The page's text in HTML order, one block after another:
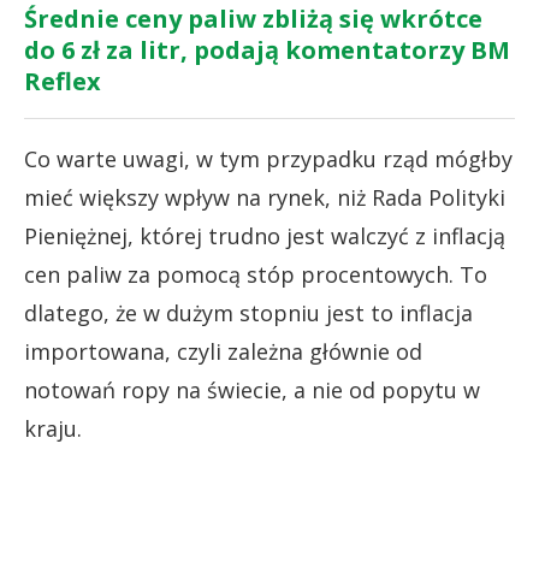
Średnie ceny paliw zbliżą się wkrótce
do 6 zł za litr, podają komentatorzy BM
Reflex
Co warte uwagi, w tym przypadku rząd mógłby
mieć większy wpływ na rynek, niż Rada Polityki
Pieniężnej, której trudno jest walczyć z inflacją
cen paliw za pomocą stóp procentowych. To
dlatego, że w dużym stopniu jest to inflacja
importowana, czyli zależna głównie od
notowań ropy na świecie, a nie od popytu w
kraju.